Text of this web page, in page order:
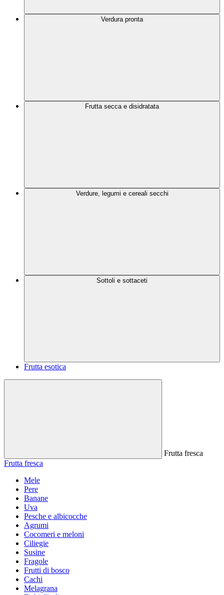
Verdura pronta
Frutta secca e disidratata
Verdure, legumi e cereali secchi
Sottoli e sottaceti
Frutta esotica
Frutta fresca
Frutta fresca
Mele
Pere
Banane
Uva
Pesche e albicocche
Agrumi
Cocomeri e meloni
Ciliegie
Susine
Fragole
Frutti di bosco
Cachi
Melagrana